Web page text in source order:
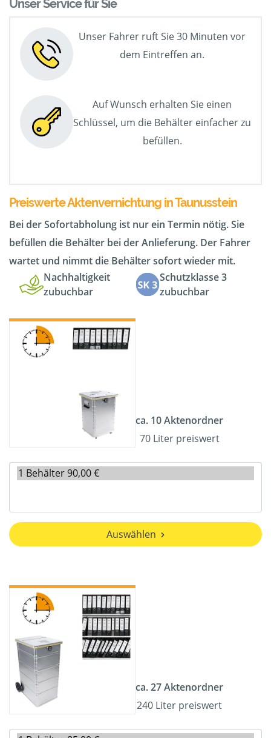
Unser Service für Sie
Unser Fahrer ruft Sie 30 Minuten vor
dem Eintreffen an.
Auf Wunsch erhalten Sie einen
Schlüssel, um die Behälter einfacher zu
befüllen.
Preiswerte Aktenvernichtung in Taunusstein
Bei der Sofortabholung ist nur ein Termin nötig. Sie
befüllen die Behälter bei der Anlieferung. Der Fahrer
wartet und nimmt die Behälter sofort wieder mit.
Nachhaltigkeit
zubuchbar
Schutzklasse 3
zubuchbar
ca. 10 Aktenordner
70 Liter preiswert
Auswählen
ca. 27 Aktenordner
240 Liter preiswert